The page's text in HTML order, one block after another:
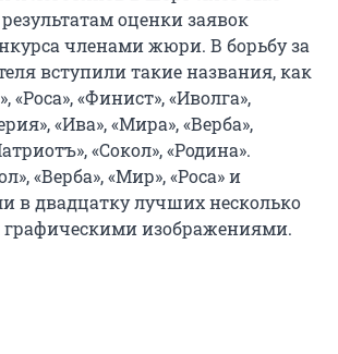
оценки заявок
членами жюри. В борьбу за
вступили такие названия, как
«Роса», «Финист», «Иволга»,
«Ива», «Мира», «Верба»,
«Сокол», «Родина».
«Верба», «Мир», «Роса» и
в двадцатку лучших несколько
графическими изображениями.